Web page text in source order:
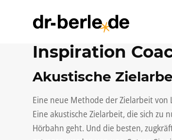
Inspiration
Akustische
Eine neue Methode der Zielarbeit von
Eine akustische Zielarbeit, die sich zu
Hörbahn geht. Und die besten,